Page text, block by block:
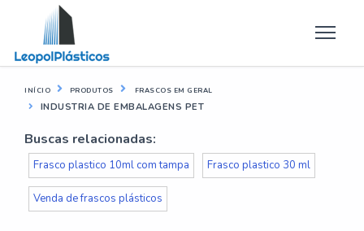
INÍCIO PRODUTOS FRASCOS EM GERAL
INDUSTRIA DE EMBALAGENS PET
Buscas relacionadas:
Frasco plastico 10ml com tampa Frasco plastico 30 ml
Venda de frascos plásticos